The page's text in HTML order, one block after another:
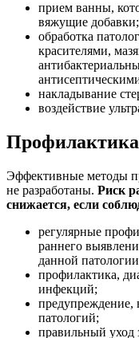
прием ванны,
вяжущие добавки;
обработка
красителями,
накладывание
воздействие
Профилактика
Эффективные методы
не разработаны. Риск
снижается, если
регулярные
раннего
данной
профилактика,
инфекций;
патологий;
правильный уход